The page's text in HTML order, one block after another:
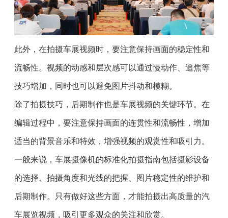
此外，在拍摄车展视频时，要注意保持画面的稳定性和
流畅性。视频的动感和层次感可以通过慢动作、追焦等
技巧增加，同时也可以避免图片抖动和模糊。
除了拍摄技巧，后期制作也是车展视频的关键环节。在
编辑过程中，要注意保持画面的连贯性和流畅性，增加
适当的背景音乐和特效，增强视频的观赏性和吸引力。
一般来说，车展摄像机的标准化拍摄指南包括摄影设备
的选择、拍摄角度和光线的把握、图片稳定性的维护和
后期制作。只有做好这些方面，才能拍摄出高质量的汽
车展览视频，吸引更多观众的关注和欣赏。